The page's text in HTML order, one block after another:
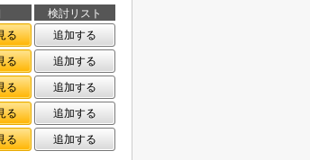
検討リスト
る
追加する
る
追加する
る
追加する
る
追加する
る 追加する